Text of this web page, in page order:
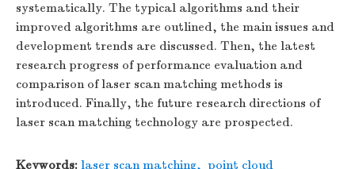
systematically. The typical algorithms and their
improved algorithms are outlined, the main issues and
development trends are discussed. Then, the latest
research progress of performance evaluation and
comparison of laser scan matching methods is
introduced. Finally, the future research directions of
laser scan matching technology are prospected.
Keywords: laser scan matching, point cloud